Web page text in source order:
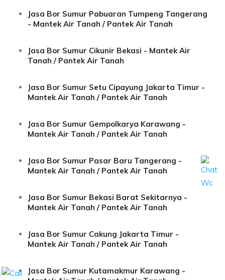
Jasa Bor Sumur Pabuaran Tumpeng Tangerang
- Mantek Air Tanah / Pantek Air Tanah
Jasa Bor Sumur Cikunir Bekasi - Mantek Air
Tanah / Pantek Air Tanah
Jasa Bor Sumur Setu Cipayung Jakarta Timur -
Mantek Air Tanah / Pantek Air Tanah
Jasa Bor Sumur Gempolkarya Karawang -
Mantek Air Tanah / Pantek Air Tanah
Jasa Bor Sumur Pasar Baru Tangerang -
Mantek Air Tanah / Pantek Air Tanah
Jasa Bor Sumur Bekasi Barat Sekitarnya -
Mantek Air Tanah / Pantek Air Tanah
Jasa Bor Sumur Cakung Jakarta Timur -
Mantek Air Tanah / Pantek Air Tanah
Jasa Bor Sumur Kutamakmur Karawang -